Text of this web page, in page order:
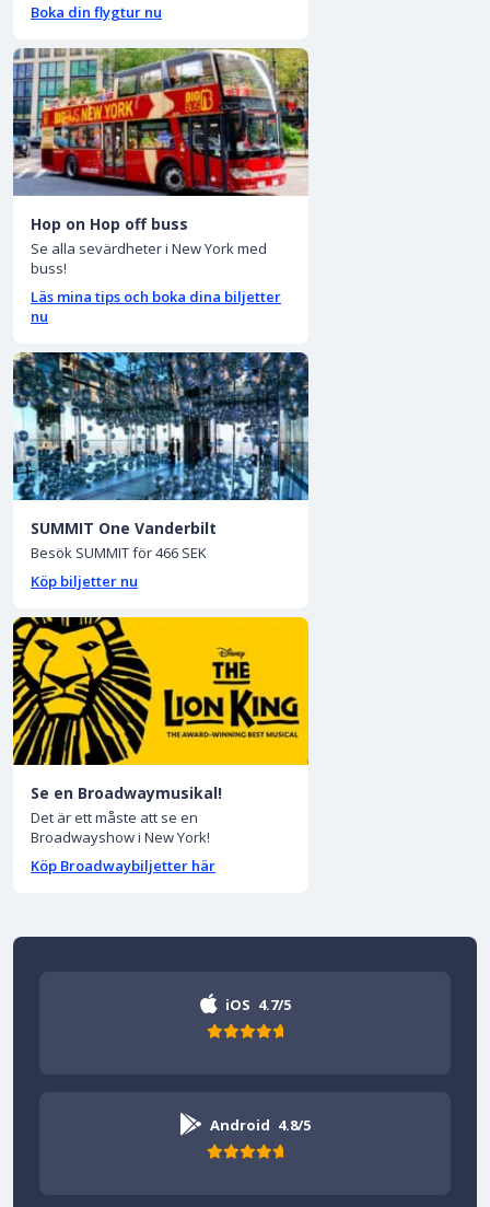
Boka din flygtur nu
Hop on Hop off buss
Se alla sevärdheter i New York med
buss!
Läs mina tips och boka dina biljetter
nu
SUMMIT One Vanderbilt
Besök SUMMIT för 466 SEK
Köp biljetter nu
Se en Broadwaymusikal!
Det är ett måste att se en
Broadwayshow i New York!
Köp Broadwaybiljetter här
iOS 4.7/5
Android 4.8/5